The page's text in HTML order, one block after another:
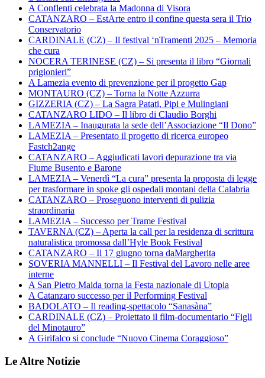
A Conflenti celebrata la Madonna di Visora
CATANZARO – EstArte entro il confine questa sera il Trio
Conservatorio
CARDINALE (CZ) – Il festival ‘nTramenti 2025 – Memoria
che cura
NOCERA TERINESE (CZ) – Si presenta il libro “Giornali
prigionieri”
A Lamezia evento di prevenzione per il progetto Gap
MONTAURO (CZ) – Torna la Notte Azzurra
GIZZERIA (CZ) – La Sagra Patati, Pipi e Mulingiani
CATANZARO LIDO – Il libro di Claudio Borghi
LAMEZIA – Inaugurata la sede dell’Associazione “Il Dono”
LAMEZIA – Presentato il progetto di ricerca europeo
Fastch2ange
CATANZARO – Aggiudicati lavori depurazione tra via
Fiume Busento e Barone
LAMEZIA – Venerdì “La cura” presenta la proposta di legge
per trasformare in spoke gli ospedali montani della Calabria
CATANZARO – Proseguono interventi di pulizia
straordinaria
LAMEZIA – Successo per Trame Festival
TAVERNA (CZ) – Aperta la call per la residenza di scrittura
naturalistica promossa dall’Hyle Book Festival
CATANZARO – Il 17 giugno torna daMargherita
SOVERIA MANNELLI – Il Festival del Lavoro nelle aree
interne
A San Pietro Maida torna la Festa nazionale di Utopia
A Catanzaro successo per il Performing Festival
BADOLATO – Il reading-spettacolo “Sanasàna”
CARDINALE (CZ) – Proiettato il film-documentario “Figli
del Minotauro”
A Girifalco si conclude “Nuovo Cinema Coraggioso”
Le Altre Notizie